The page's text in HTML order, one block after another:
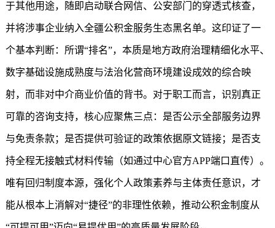
于其他用途，随即启动联合网信、公安部门的穿透式核查，
并将涉事企业纳入全疆公积金服务生态黑名单。这印证了一
个基本判断：所谓“排名”，本质是地方政府治理精细化水平、
数字基础设施成熟度与法治化营商环境建设成效的综合映
射，而非对中介商业价值的背书。对于职工而言，识别真正
可靠的咨询支持，核心应聚焦三点：是否公示全部服务边界
与免责条款；是否提供可验证的政策依据原文链接；是否支
持全程无接触式材料传输（如通过中心官方APP端口直传）。
唯有回归制度本源，强化个人政策素养与主体责任意识，才
能从根本上消解对“捷径”的非理性依赖，推动公积金制度从